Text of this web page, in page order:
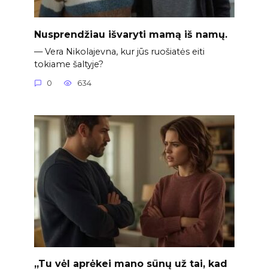
Nusprendžiau išvaryti mamą iš namų.
— Vera Nikolajevna, kur jūs ruošiatės eiti
tokiame šaltyje?
0 634
„Tu vėl aprėkei mano sūnų už tai, kad